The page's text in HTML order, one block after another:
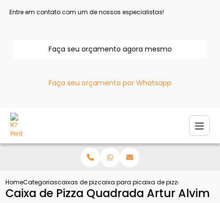
Entre em contato com um de nossos especialistas!
Faça seu orçamento agora mesmo
Faça seu orçamento por Whatsapp
HomeCategoriascaixas de pizzacaixa para pizzacaixa de pizza quadrada
Caixa de Pizza Quadrada Artur Alvim